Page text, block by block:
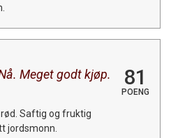
Meget godt kjøp.
81
POENG
rød. Saftig og fruktig
jordsmonn.